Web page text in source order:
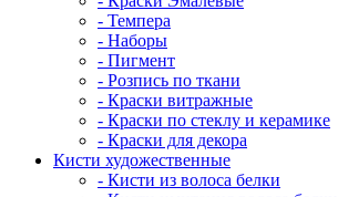
- Темпера
- Наборы
- Пигмент
- Розпись по ткани
- Краски витражные
- Краски по стеклу и керамике
- Краски для декора
Кисти художественные
- Кисти из волоса белки